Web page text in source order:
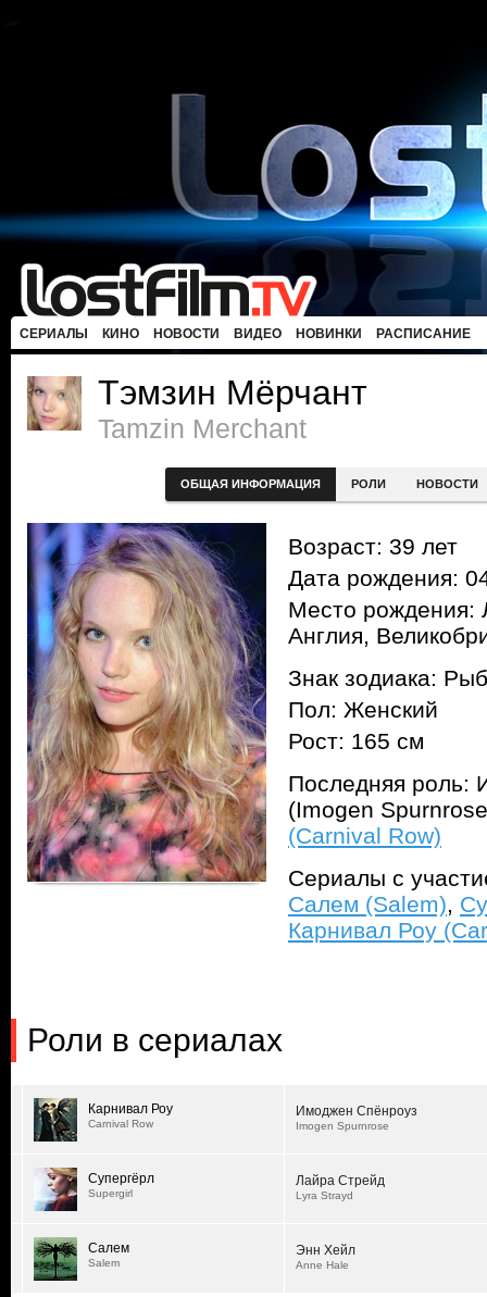
СЕРИАЛЫ КИНО НОВОСТИ ВИДЕО НОВИНКИ РАСПИСАНИЕ
Тэмзин Мёрчант
Tamzin Merchant
ОБЩАЯ ИНФОРМАЦИЯ РОЛИ НОВОСТИ
Возраст: 39 лет
Дата рождения:
Место рождения:
Англия,
Знак зодиака:
Пол: Женский
Рост: 165 см
Последняя роль:
(Imogen
(Carnival Row)
Сериалы с
Салем (Salem),
Карнивал Роу
Роли в сериалах
Карнивал Роу
Carnival Row
Имоджен Спёнроуз
Imogen Spurnrose
Супергёрл
Supergirl
Лайра Стрейд
Lyra Strayd
Салем
Salem
Энн Хейл
Anne Hale